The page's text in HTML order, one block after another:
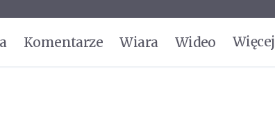
Komentarze Wiara Wideo Więcej